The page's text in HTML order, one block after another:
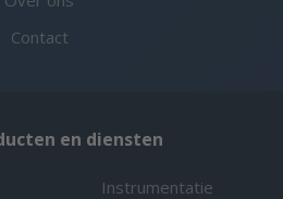
Contact
en diensten
Instrumentatie